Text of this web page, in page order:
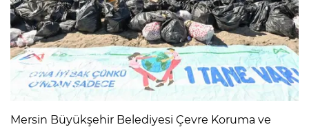
Mersin Büyükşehir Belediyesi Çevre Koruma ve